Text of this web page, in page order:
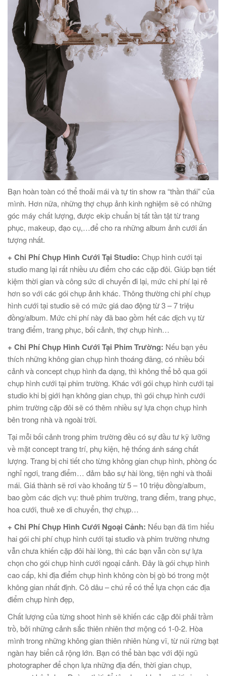
Bạn hoàn toàn có thể thoải mái và tự tin show ra “thần thái” của
mình. Hơn nữa, những thợ chụp ảnh kinh nghiệm sẽ có những
góc máy chất lượng, được ekip chuẩn bị tất tần tật từ trang
phục, makeup, đạo cụ,…để cho ra những album ảnh cưới ấn
tượng nhất.
+ Chi Phí Chụp Hình Cưới Tại Studio: Chụp hình cưới tại
studio mang lại rất nhiều ưu điểm cho các cặp đôi. Giúp bạn tiết
kiệm thời gian và công sức di chuyển đi lại, mức chi phí lại rẻ
hơn so với các gói chụp ảnh khác. Thông thường chi phí chụp
hình cưới tại studio sẽ có mức giá dao động từ 3 – 7 triệu
đồng/album. Mức chi phí này đã bao gồm hết các dịch vụ từ
trang điểm, trang phục, bối cảnh, thợ chụp hình…
+ Chi Phí Chụp Hình Cưới Tại Phim Trường: Nếu bạn yêu
thích những không gian chụp hình thoáng đãng, có nhiều bối
cảnh và concept chụp hình đa dạng, thì không thể bỏ qua gói
chụp hình cưới tại phim trường. Khác với gói chụp hình cưới tại
studio khi bị giới hạn không gian chụp, thì gói chụp hình cưới
phim trường cặp đôi sẽ có thêm nhiều sự lựa chọn chụp hình
bên trong nhà và ngoài trời.
Tại mỗi bối cảnh trong phim trường đều có sự đầu tư kỹ lưỡng
về mặt concept trang trí, phụ kiện, hệ thống ánh sáng chất
lượng. Trang bị chi tiết cho từng không gian chụp hình, phòng ốc
nghỉ ngơi, trang điểm… đảm bảo sự hài lòng, tiện nghi và thoải
mái. Giá thành sẽ rơi vào khoảng từ 5 – 10 triệu đồng/album,
bao gồm các dịch vụ: thuê phim trường, trang điểm, trang phục,
hoa cưới, thuê xe di chuyển, thợ chụp…
+ Chi Phí Chụp Hình Cưới Ngoại Cảnh: Nếu bạn đã tìm hiểu
hai gói chi phí chụp hình cưới tại studio và phim trường nhưng
vẫn chưa khiến cặp đôi hài lòng, thì các bạn vẫn còn sự lựa
chọn cho gói chụp hình cưới ngoại cảnh. Đây là gói chụp hình
cao cấp, khi địa điểm chụp hình không còn bị gò bó trong một
không gian nhất định. Cô dâu – chú rể có thể lựa chọn các địa
điểm chụp hình đẹp,
Chất lượng của từng shoot hình sẽ khiến các cặp đôi phải trầm
trồ, bởi những cảnh sắc thiên nhiên thơ mộng có 1-0-2. Hòa
mình trong những không gian thiên nhiên hùng vĩ, từ núi rừng bạt
ngàn hay biển cả rộng lớn. Bạn có thể bàn bạc với đội ngũ
photographer để chọn lựa những địa đến, thời gian chụp,